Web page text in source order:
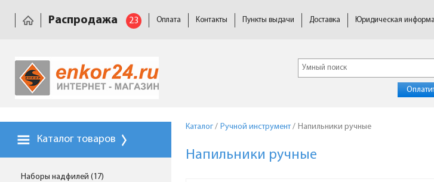
Распродажа 23 Оплата Контакты Пункты выдачи Доставка Юридическая
Каталог товаров
Наборы надфилей (17)
Каталог / Ручной инструмент/ Напильники ручные
Напильники ручные